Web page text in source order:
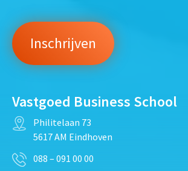
Vastgoed Business School
Philitelaan 73
5617 AM Eindhoven
088 – 091 00 00